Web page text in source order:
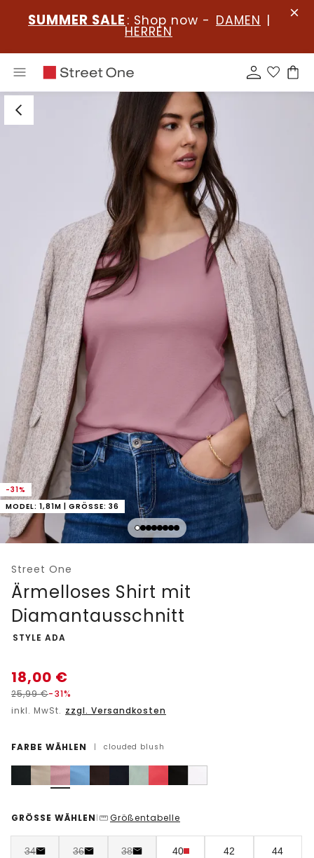
SUMMER SALE : Shop now - DAMEN |
HERREN
-31%
MODEL: 1,81M | GRÖSSE: 36
Street One
Ärmelloses Shirt mit
Diamantausschnitt
-
STYLE ADA
18,00 €
25,99€-31%
inkl. MwSt. zzgl. Versandkosten
FARBE WÄHLEN | clouded blush
GRÖSSE WÄHLEN | Größentabelle
34 36 38 40 42 44